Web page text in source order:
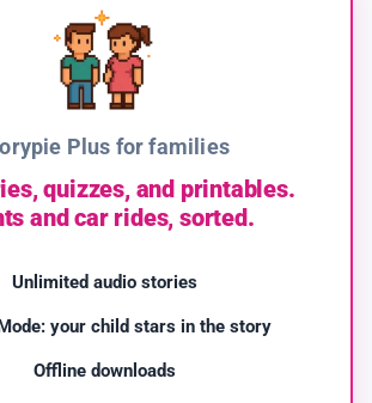
Plus for families
quizzes, and printables.
and car rides, sorted.
Unlimited audio stories
your child stars in the story
Offline downloads